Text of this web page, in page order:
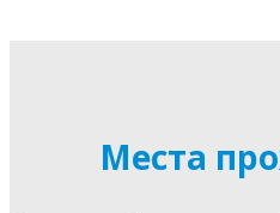
Места